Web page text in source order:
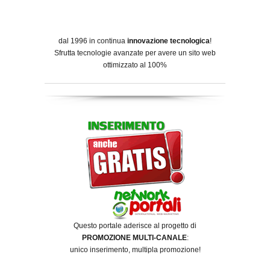
dal 1996 in continua innovazione tecnologica!
Sfrutta tecnologie avanzate per avere un sito web
ottimizzato al 100%
Questo portale aderisce al progetto di
PROMOZIONE MULTI-CANALE:
unico inserimento, multipla promozione!